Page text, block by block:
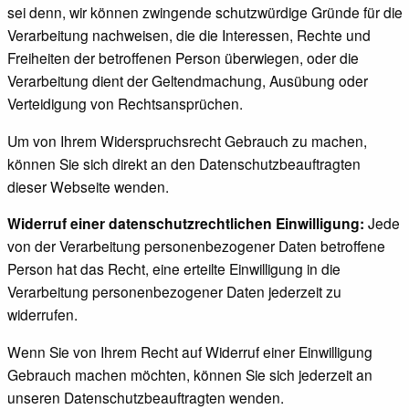
sei denn, wir können zwingende schutzwürdige Gründe für die
Verarbeitung nachweisen, die die Interessen, Rechte und
Freiheiten der betroffenen Person überwiegen, oder die
Verarbeitung dient der Geltendmachung, Ausübung oder
Verteidigung von Rechtsansprüchen.
Um von Ihrem Widerspruchsrecht Gebrauch zu machen,
können Sie sich direkt an den Datenschutzbeauftragten
dieser Webseite wenden.
Widerruf einer datenschutzrechtlichen Einwilligung: Jede
von der Verarbeitung personenbezogener Daten betroffene
Person hat das Recht, eine erteilte Einwilligung in die
Verarbeitung personenbezogener Daten jederzeit zu
widerrufen.
Wenn Sie von Ihrem Recht auf Widerruf einer Einwilligung
Gebrauch machen möchten, können Sie sich jederzeit an
unseren Datenschutzbeauftragten wenden.